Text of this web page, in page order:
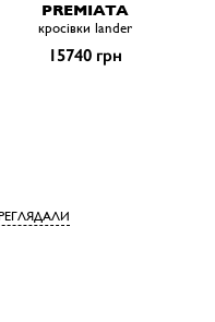
PREMIATA
кросівки lander
15740 грн